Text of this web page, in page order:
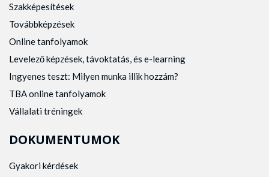
Szakképesítések
Továbbképzések
Online tanfolyamok
Levelező képzések, távoktatás, és e-learning
Ingyenes teszt: Milyen munka illik hozzám?
TBA online tanfolyamok
Vállalati tréningek
DOKUMENTUMOK
Gyakori kérdések